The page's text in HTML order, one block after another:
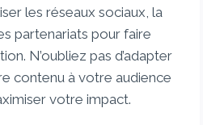
les réseaux sociaux, la
partenariats pour faire
N’oubliez pas d’adapter
contenu à votre audience
votre impact.